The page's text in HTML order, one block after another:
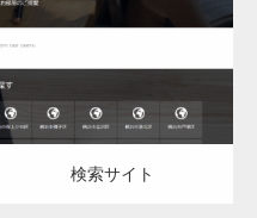
検索サイト